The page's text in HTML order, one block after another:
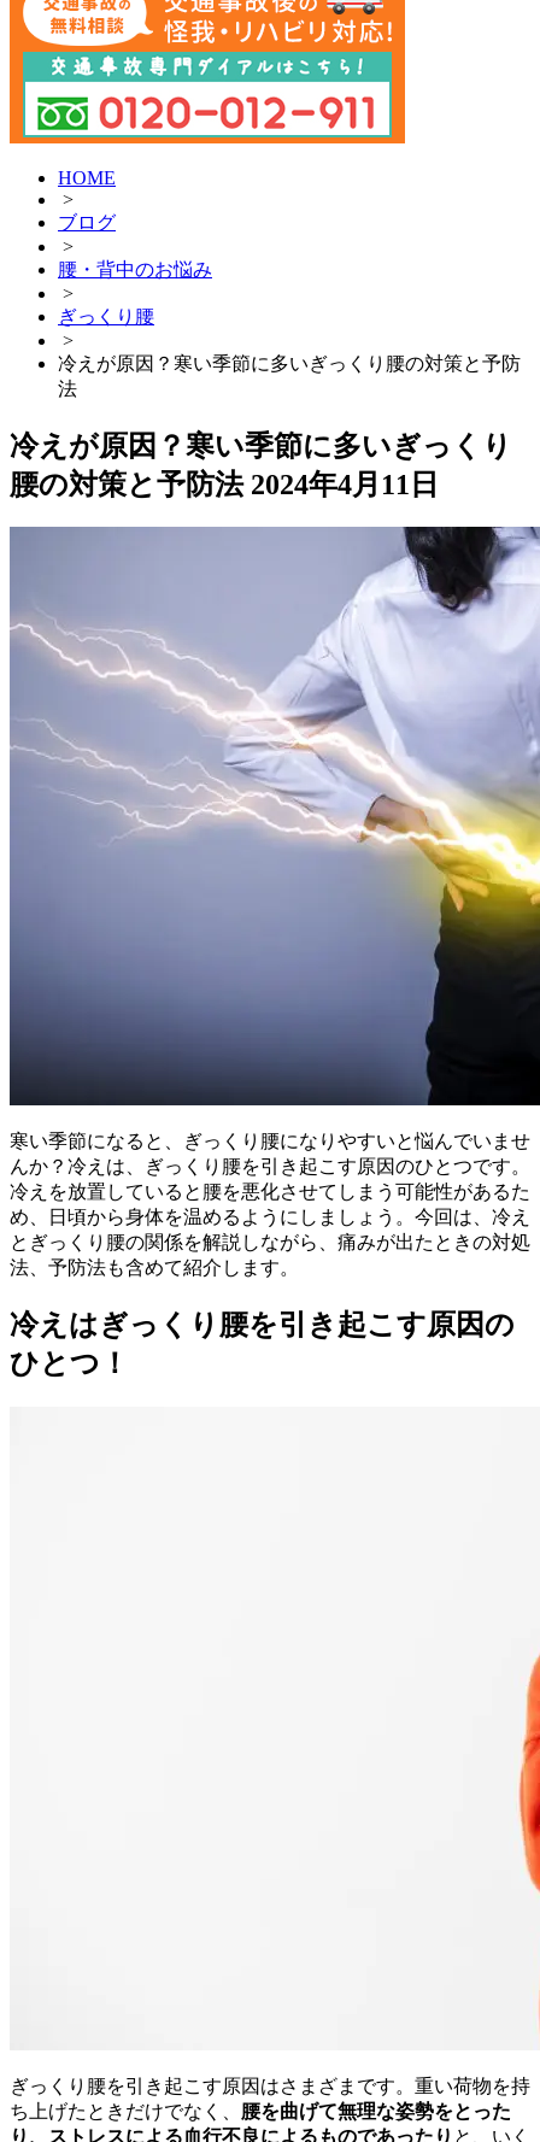
HOME
>
ブログ
>
腰・背中のお悩み
>
ぎっくり腰
>
冷えが原因？寒い季節に多いぎっくり腰の対策と予防
法
冷えが原因？寒い季節に多いぎっくり
腰の対策と予防法 2024年4月11日
寒い季節になると、ぎっくり腰になりやすいと悩んでいませ
んか？冷えは、ぎっくり腰を引き起こす原因のひとつです。
冷えを放置していると腰を悪化させてしまう可能性があるた
め、日頃から身体を温めるようにしましょう。今回は、冷え
とぎっくり腰の関係を解説しながら、痛みが出たときの対処
法、予防法も含めて紹介します。
冷えはぎっくり腰を引き起こす原因の
ひとつ！
ぎっくり腰を引き起こす原因はさまざまです。重い荷物を持
ち上げたときだけでなく、 腰を曲げて無理な姿勢をとった
り、ストレスによる血行不良によるものであったり と、いく